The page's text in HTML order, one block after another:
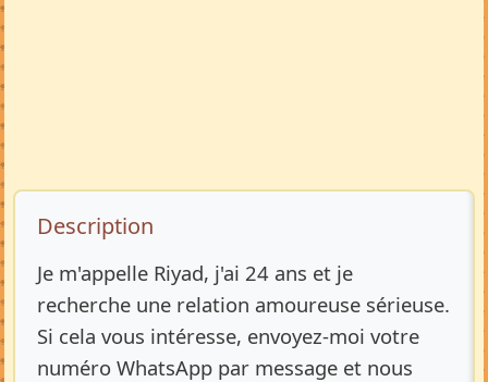
Description de l’annonce
Description
Je m'appelle Riyad, j'ai 24 ans et je
recherche une relation amoureuse sérieuse.
Si cela vous intéresse, envoyez-moi votre
numéro WhatsApp par message et nous